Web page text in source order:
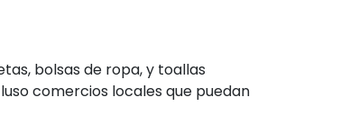
bolsas de ropa, y toallas
comercios locales que puedan